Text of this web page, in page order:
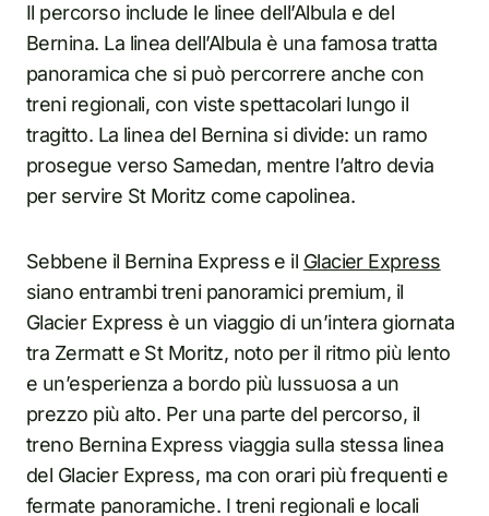
Il percorso include le linee dell’Albula e del
Bernina. La linea dell’Albula è una famosa tratta
panoramica che si può percorrere anche con
treni regionali, con viste spettacolari lungo il
tragitto. La linea del Bernina si divide: un ramo
prosegue verso Samedan, mentre l’altro devia
per servire St Moritz come capolinea.
Sebbene il Bernina Express e il Glacier Express
siano entrambi treni panoramici premium, il
Glacier Express è un viaggio di un’intera giornata
tra Zermatt e St Moritz, noto per il ritmo più lento
e un’esperienza a bordo più lussuosa a un
prezzo più alto. Per una parte del percorso, il
treno Bernina Express viaggia sulla stessa linea
del Glacier Express, ma con orari più frequenti e
fermate panoramiche. I treni regionali e locali